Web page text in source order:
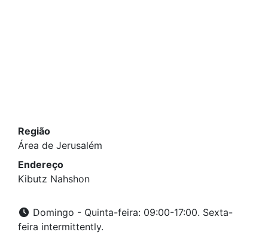
Região
Área de Jerusalém
Endereço
Kibutz Nahshon
Domingo - Quinta-feira: 09:00-17:00. Sexta-
feira intermittently.